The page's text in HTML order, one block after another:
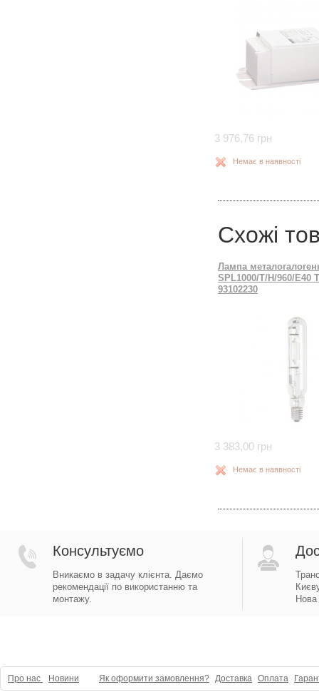
3 976,76 грн
Немає в наявності
Схожі
Лампа
SPL1000/T/H/960/E40
93102230
3 383,00 грн
Немає в наявності
Консультуємо
Вникаємо в задачу клієнта. Даємо
рекомендації по використанню та
монтажу.
Про нас Новини Як оформити замовлення? Доставка Оплата